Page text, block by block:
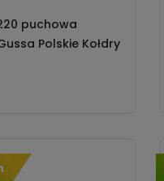
puchowa
Polskie Kołdry